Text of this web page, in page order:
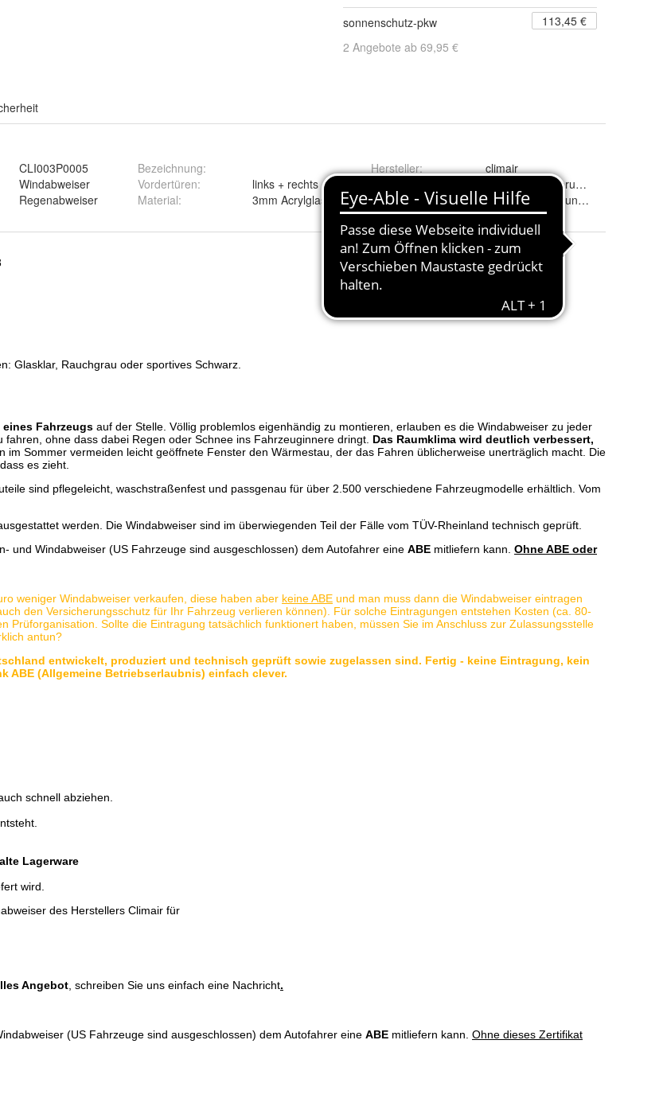
sonnenschutz-pkw
113,45 €
2 Angebote ab 69,95 €
CLI003P0005
Windabweiser
Bezeichnung:
Regenabweiser
Vordertüren:
links + rechts
Material: 3mm Acrylglas
Hersteller:
climair
ja, ABE im Lieferumfang
Tönung
rauchgrau, klar und schwarz